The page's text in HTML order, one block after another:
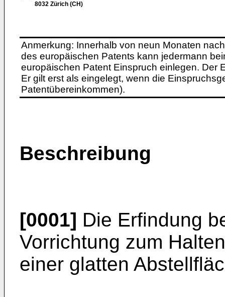
8032 Zürich (CH)
Anmerkung: Innerhalb von neun Monaten
des europäischen Patents kann jedermann
europäischen Patent Einspruch einlegen. Der
Er gilt erst als eingelegt, wenn die
Patentübereinkommen).
Beschreibung
[0001] Die Erfindung
Vorrichtung zum
einer glatten